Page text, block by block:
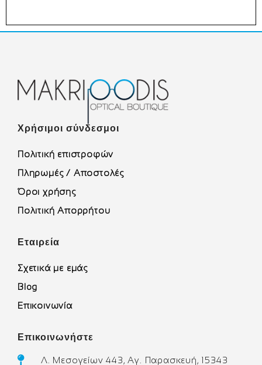
Χρήσιμοι σύνδεσμοι
Πολιτική επιστροφών
Πληρωμές / Αποστολές
Όροι χρήσης
Πολιτική Απορρήτου
Εταιρεία
Σχετικά με εμάς
Blog
Επικοινωνία
Επικοινωνήστε
Λ. Μεσογείων 443, Αγ. Παρασκευή, 15343